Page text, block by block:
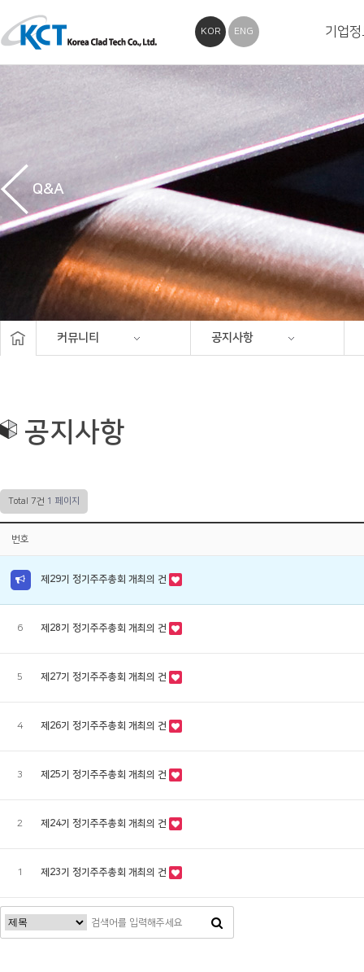
KOR ENG 기업
Q&A
커뮤니티
제품소개
공지사항
공지사항
Total 7건 1 페이지
번호
제29기 정기주주총회 개최의 건
6 제28기 정기주주총회 개최의 건
5 제27기 정기주주총회 개최의 건
4 제26기 정기주주총회 개최의 건
3 제25기 정기주주총회 개최의 건
2 제24기 정기주주총회 개최의 건
1 제23기 정기주주총회 개최의 건